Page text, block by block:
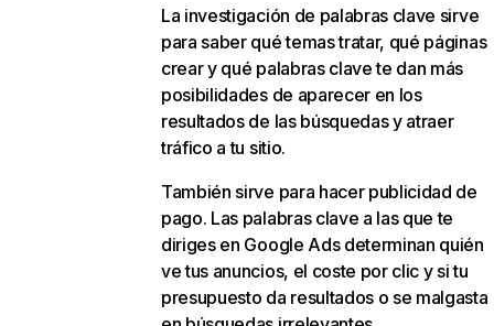
La investigación de palabras clave sirve
para saber qué temas tratar, qué páginas
crear y qué palabras clave te dan más
posibilidades de aparecer en los
resultados de las búsquedas y atraer
tráfico a tu sitio.
También sirve para hacer publicidad de
pago. Las palabras clave a las que te
diriges en Google Ads determinan quién
ve tus anuncios, el coste por clic y si tu
presupuesto da resultados o se malgasta